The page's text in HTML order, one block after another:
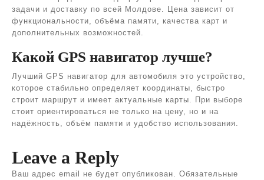
задачи и доставку по всей Молдове. Цена зависит от
функциональности, объёма памяти, качества карт и
дополнительных возможностей.
Какой GPS навигатор лучше?
Лучший GPS навигатор для автомобиля это устройство,
которое стабильно определяет координаты, быстро
строит маршрут и имеет актуальные карты. При выборе
стоит ориентироваться не только на цену, но и на
надёжность, объём памяти и удобство использования.
Leave a Reply
Ваш адрес email не будет опубликован.
Обязательные